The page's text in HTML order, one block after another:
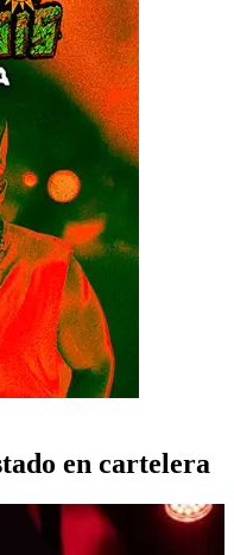
en cartelera